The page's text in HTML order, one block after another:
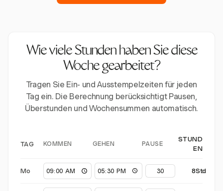
Wie viele Stunden haben Sie diese
Woche gearbeitet?
Tragen Sie Ein- und Ausstempelzeiten für jeden
Tag ein. Die Berechnung berücksichtigt Pausen,
Überstunden und Wochensummen automatisch.
TAG KOMMEN GEHEN PAUSE
STUND
EN
Mo 8Std